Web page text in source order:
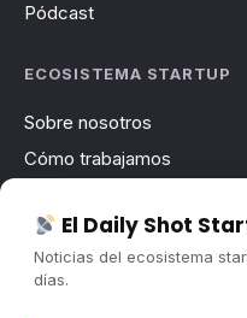
Pódcast
ECOSISTEMA STARTUP
Sobre nosotros
Cómo trabajamos
Contacto
Publicidad
El Daily Shot
Noticias del ecosistema
días.